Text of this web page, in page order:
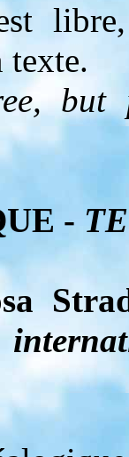
but
-